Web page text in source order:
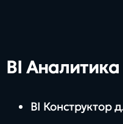
BI
BI Конструктор